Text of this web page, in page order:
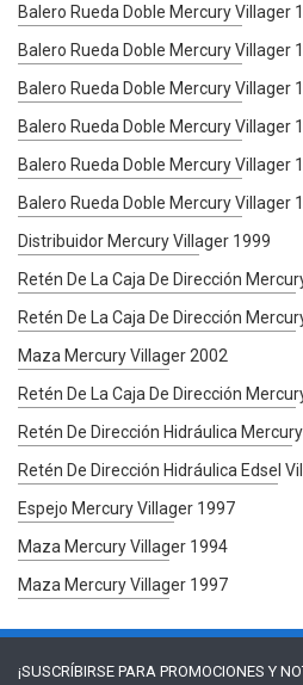
Balero Rueda Doble Mercury Villager
Balero Rueda Doble Mercury Villager
Balero Rueda Doble Mercury Villager
Balero Rueda Doble Mercury Villager
Balero Rueda Doble Mercury Villager
Balero Rueda Doble Mercury Villager
Distribuidor Mercury Villager 1999
Retén De La Caja De Dirección
Retén De La Caja De Dirección
Maza Mercury Villager 2002
Retén De La Caja De Dirección
Retén De Dirección Hidráulica
Retén De Dirección Hidráulica Edsel
Espejo Mercury Villager 1997
Maza Mercury Villager 1994
Maza Mercury Villager 1997
¡SUSCRÍBIRSE PARA PROMOCIONES Y